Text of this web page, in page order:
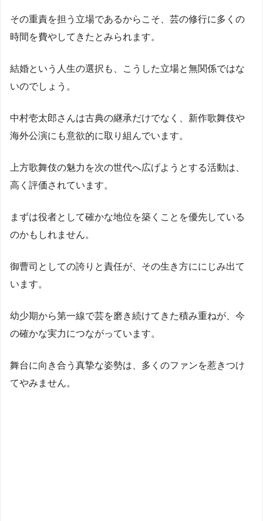
その重責を担う立場であるからこそ、芸の修行に多くの
時間を費やしてきたとみられます。
結婚という人生の選択も、こうした立場と無関係ではな
いのでしょう。
中村壱太郎さんは古典の継承だけでなく、新作歌舞伎や
海外公演にも意欲的に取り組んでいます。
上方歌舞伎の魅力を次の世代へ広げようとする活動は、
高く評価されています。
まずは役者として確かな地位を築くことを優先している
のかもしれません。
御曹司としての誇りと責任が、その生き方ににじみ出て
います。
幼少期から第一線で芸を磨き続けてきた積み重ねが、今
の確かな実力につながっています。
舞台に向き合う真摯な姿勢は、多くのファンを惹きつけ
てやみません。